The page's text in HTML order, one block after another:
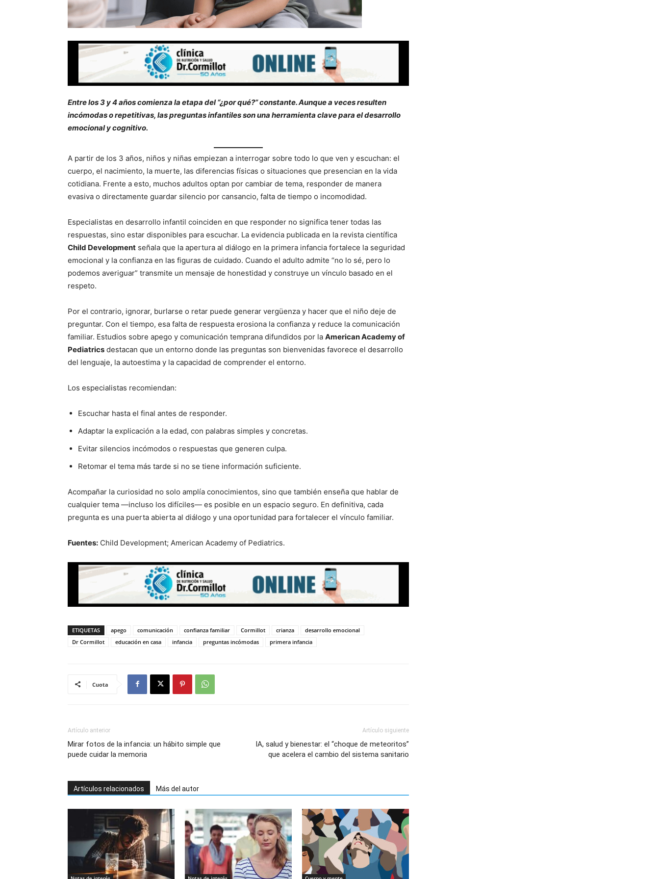
Entre los 3 y 4 años comienza la etapa del “¿por qué?” constante. Aunque a veces resulten
incómodas o repetitivas, las preguntas infantiles son una herramienta clave para el desarrollo
emocional y cognitivo.
A partir de los 3 años, niños y niñas empiezan a interrogar sobre todo lo que ven y escuchan: el
cuerpo, el nacimiento, la muerte, las diferencias físicas o situaciones que presencian en la vida
cotidiana. Frente a esto, muchos adultos optan por cambiar de tema, responder de manera
evasiva o directamente guardar silencio por cansancio, falta de tiempo o incomodidad.
Especialistas en desarrollo infantil coinciden en que responder no significa tener todas las
respuestas, sino estar disponibles para escuchar. La evidencia publicada en la revista científica
Child Development señala que la apertura al diálogo en la primera infancia fortalece la seguridad
emocional y la confianza en las figuras de cuidado. Cuando el adulto admite “no lo sé, pero lo
podemos averiguar” transmite un mensaje de honestidad y construye un vínculo basado en el
respeto.
Por el contrario, ignorar, burlarse o retar puede generar vergüenza y hacer que el niño deje de
preguntar. Con el tiempo, esa falta de respuesta erosiona la confianza y reduce la comunicación
familiar. Estudios sobre apego y comunicación temprana difundidos por la American Academy of
Pediatrics destacan que un entorno donde las preguntas son bienvenidas favorece el desarrollo
del lenguaje, la autoestima y la capacidad de comprender el entorno.
Los especialistas recomiendan:
Escuchar hasta el final antes de responder.
Adaptar la explicación a la edad, con palabras simples y concretas.
Evitar silencios incómodos o respuestas que generen culpa.
Retomar el tema más tarde si no se tiene información suficiente.
Acompañar la curiosidad no solo amplía conocimientos, sino que también enseña que hablar de
cualquier tema —incluso los difíciles— es posible en un espacio seguro. En definitiva, cada
pregunta es una puerta abierta al diálogo y una oportunidad para fortalecer el vínculo familiar.
Fuentes: Child Development; American Academy of Pediatrics.
ETIQUETAS apego comunicación confianza familiar Cormillot crianza
desarrollo emocional
Dr Cormillot
educación en casa infancia preguntas incómodas primera infancia
Cuota
Artículo anterior
Mirar fotos de la infancia: un hábito simple que
puede cuidar la memoria
Artículo siguiente
IA, salud y bienestar: el “choque de meteoritos”
que acelera el cambio del sistema sanitario
Artículos relacionados Más del autor